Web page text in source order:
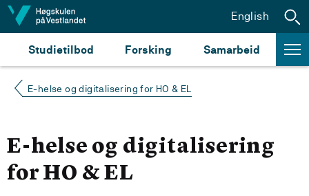
Hopp til innhald
Studietilbod Forsking Samarbeid
English
E-helse og digitalisering for HO & EL
E-helse og digitalisering
for HO & EL